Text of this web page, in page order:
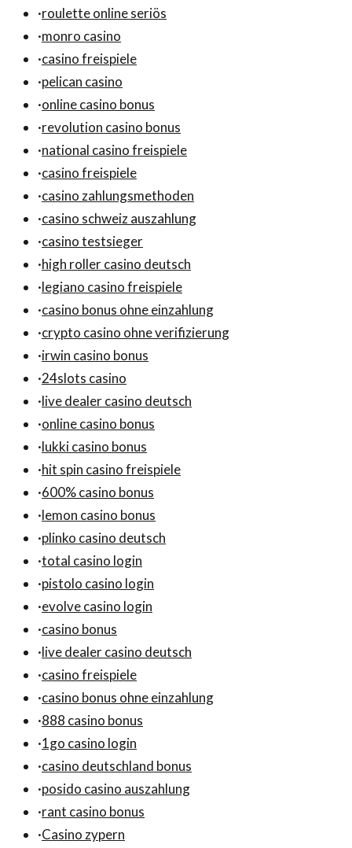
·roulette online seriös
·monro casino
·casino freispiele
·pelican casino
·online casino bonus
·revolution casino bonus
·national casino freispiele
·casino freispiele
·casino zahlungsmethoden
·casino schweiz auszahlung
·casino testsieger
·high roller casino deutsch
·legiano casino freispiele
·casino bonus ohne einzahlung
·crypto casino ohne verifizierung
·irwin casino bonus
·24slots casino
·live dealer casino deutsch
·online casino bonus
·lukki casino bonus
·hit spin casino freispiele
·600% casino bonus
·lemon casino bonus
·plinko casino deutsch
·total casino login
·pistolo casino login
·evolve casino login
·casino bonus
·live dealer casino deutsch
·casino freispiele
·casino bonus ohne einzahlung
·888 casino bonus
·1go casino login
·casino deutschland bonus
·posido casino auszahlung
·rant casino bonus
·Casino zypern